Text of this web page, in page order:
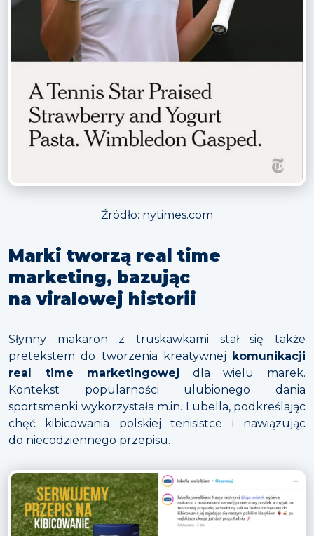
Źródło: nytimes.com
Marki tworzą real time
marketing, bazując
na viralowej historii
Słynny makaron z truskawkami stał się także
pretekstem do tworzenia kreatywnej komunikacji
real time marketingowej dla wielu marek.
Kontekst popularności ulubionego dania
sportsmenki wykorzystała m.in. Lubella, podkreślając
chęć kibicowania polskiej tenisistce i nawiązując
do niecodziennego przepisu.